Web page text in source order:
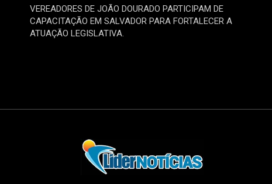
VEREADORES DE JOÃO DOURADO PARTICIPAM DE
CAPACITAÇÃO EM SALVADOR PARA FORTALECER A
ATUAÇÃO LEGISLATIVA.